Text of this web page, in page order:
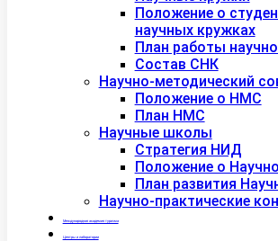
Положение о
научных кружках
План работы
Состав СНК
Научно-методический
Положение о НМС
План НМС
Научные школы
Стратегия НИД
Положение о
План развития
Научно-практические
Международная академия туризма
Центры и лаборатории